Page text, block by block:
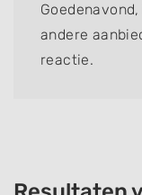
andere
reactie.